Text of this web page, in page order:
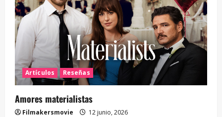
Artículos Reseñas
Amores materialistas
Filmakersmovie 12 junio, 2026